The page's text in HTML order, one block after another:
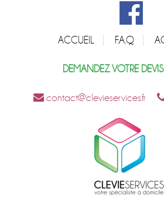
ACCUEIL F.A.Q
DEMANDEZ VOTRE
contact@clevieservices.fr